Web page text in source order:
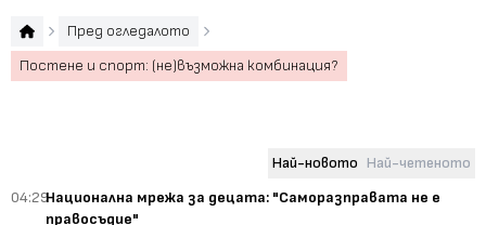
Пред огледалото
Постене и спорт: (не)възможна комбинация?
Най-новото Най-четеното
04:29Национална мрежа за децата: "Саморазправата не е
правосъдие"